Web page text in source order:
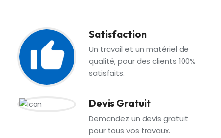
Satisfaction
Un travail et un matériel de
qualité, pour des clients 100%
satisfaits.
Devis Gratuit
Demandez un devis gratuit
pour tous vos travaux.